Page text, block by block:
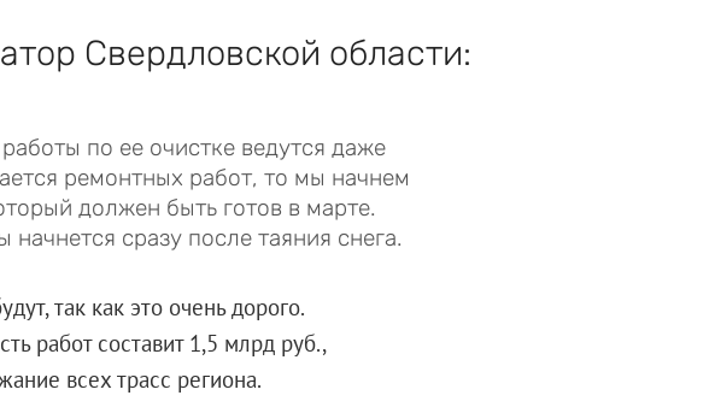
Свердловской области:
по ее очистке ведутся даже
ремонтных работ, то мы начнем
должен быть готов в марте.
сразу после таяния снега.
так как это очень дорого.
работ составит 1,5 млрд руб.,
всех трасс региона.